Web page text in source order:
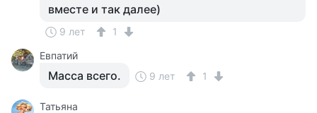
вместе и так далее)
9 лет
1
Евпатий
Масса всего. 9 лет 1
Татьяна